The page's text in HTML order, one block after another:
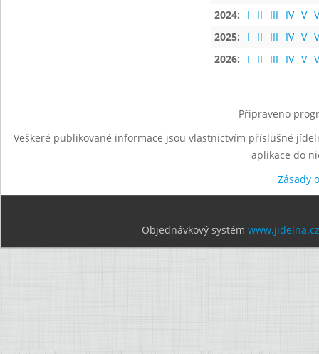
2024:
I II III IV V
2025:
I II III IV V
2026:
I II III IV V
Připraveno
Veškeré publikované informace jsou vlastnictvím příslušné
aplikace do
Zásady
Objednávkový systém www.jidelna.cz